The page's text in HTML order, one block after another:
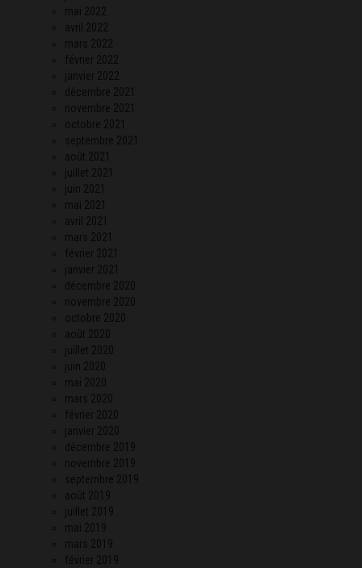
mai 2022
avril 2022
mars 2022
février 2022
janvier 2022
décembre 2021
novembre 2021
octobre 2021
septembre 2021
août 2021
juillet 2021
juin 2021
mai 2021
avril 2021
mars 2021
février 2021
janvier 2021
décembre 2020
novembre 2020
octobre 2020
août 2020
juillet 2020
juin 2020
mai 2020
mars 2020
février 2020
janvier 2020
décembre 2019
novembre 2019
septembre 2019
août 2019
juillet 2019
mai 2019
mars 2019
février 2019